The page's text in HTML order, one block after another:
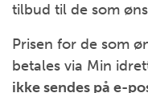
tilbud til de som
Prisen for de som
betales via Min
ikke sendes på e-